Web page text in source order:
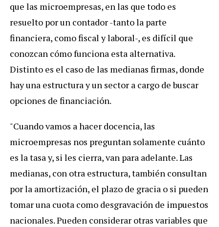
que las microempresas, enlas que todo es
resuelto porun contador-tantola parte
financiera, comofiscal ylaboral-, es difícil que
conozcan cómofunciona esta alternativa.
Distinto es el caso de las medianas firmas, donde
hayuna estructurayun sector a cargo de buscar
opciones de financiación.
"Cuandovamos ahacer docencia,las
microempresas nos preguntan solamente cuánto
es latasay, si les cierra,van para adelante.Las
medianas, con otra estructura,también consultan
porla amortización, el plazo de gracia o si pueden
tomaruna cuota como desgravación de impuestos
nacionales.Pueden considerar otras variables que